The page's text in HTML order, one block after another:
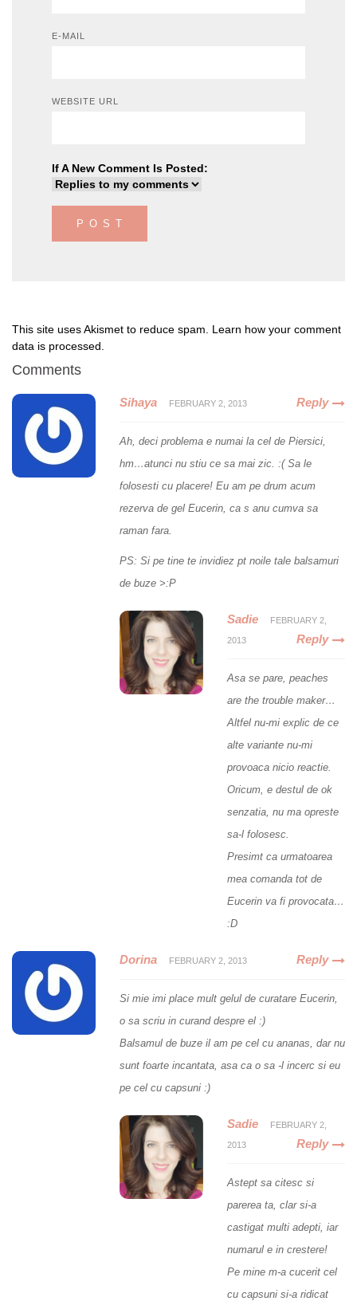
E-MAIL
WEBSITE URL
If A New Comment Is Posted:
This site uses Akismet to reduce spam. Learn how your comment
data is processed
Comments
Sihaya FEBRUARY 2, 2013 Reply
Ah, deci problema e numai la cel de Piersici,
hm…atunci nu stiu ce sa mai zic. :( Sa le
folosesti cu placere! Eu am pe drum acum
rezerva de gel Eucerin, ca s anu cumva sa
raman fara.
PS: Si pe tine te invidiez pt noile tale balsamuri
de buze >:P
Sadie FEBRUARY 2,
2013 Reply
Asa se pare, peaches
are the trouble maker…
Altfel nu-mi explic de ce
alte variante nu-mi
provoaca nicio reactie.
Oricum, e destul de ok
senzatia, nu ma opreste
sa-l folosesc.
Presimt ca urmatoarea
mea comanda tot de
Eucerin va fi provocata…
:D
Dorina FEBRUARY 2, 2013 Reply
Si mie imi place mult gelul de curatare Eucerin,
o sa scriu in curand despre el :)
Balsamul de buze il am pe cel cu ananas, dar nu
sunt foarte incantata, asa ca o sa -l incerc si eu
pe cel cu capsuni :)
Sadie FEBRUARY 2,
2013 Reply
Astept sa citesc si
parerea ta, clar si-a
castigat multi adepti, iar
numarul e in crestere!
Pe mine m-a cucerit cel
cu capsuni si-a ridicat